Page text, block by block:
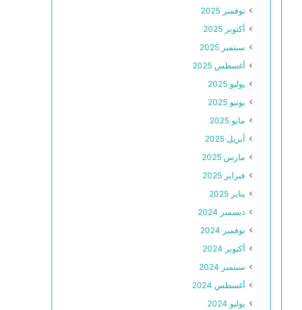
نوفمبر 2025
أكتوبر 2025
سبتمبر 2025
أغسطس 2025
يوليو 2025
يونيو 2025
مايو 2025
أبريل 2025
مارس 2025
فبراير 2025
يناير 2025
ديسمبر 2024
نوفمبر 2024
أكتوبر 2024
سبتمبر 2024
أغسطس 2024
يوليو 2024